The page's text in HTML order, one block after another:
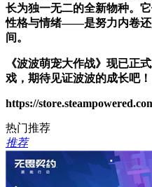
长为独一无二的全新物种。
性格与情绪——是努力内卷还
间。
《波波萌宠大作战》现已正
戏，期待见证波波的成长吧！
https://
热门推荐
推荐